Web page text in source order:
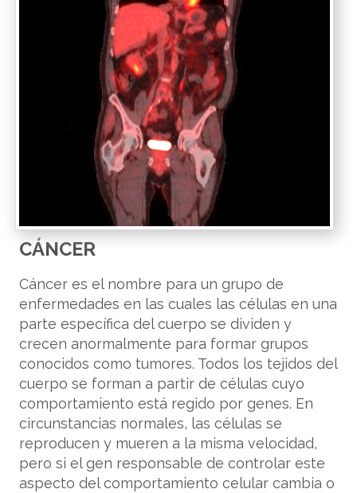
CÁNCER
Cáncer es el nombre para un grupo de
enfermedades en las cuales las células en una
parte específica del cuerpo se dividen y
crecen anormalmente para formar grupos
conocidos como tumores. Todos los tejidos del
cuerpo se forman a partir de células cuyo
comportamiento está regido por genes. En
circunstancias normales, las células se
reproducen y mueren a la misma velocidad,
pero si el gen responsable de controlar este
aspecto del comportamiento celular cambia o